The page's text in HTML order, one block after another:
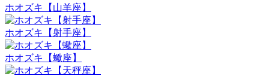
ホオズキ【山羊座】
ホオズキ【射手座】
ホオズキ【蠍座】